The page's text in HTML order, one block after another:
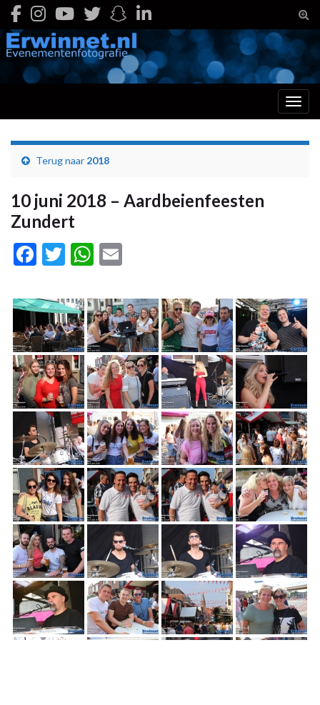
Terug naar 2018
10 juni 2018 – Aardbeienfeesten
Zundert
Facebook
TwitterWhatsApp